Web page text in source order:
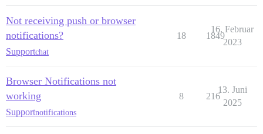
Not receiving push or browser
notifications?
Supportchat
18 1849
16. Februar
2023
Browser Notifications not
working
Supportnotifications
8 216
13. Juni
2025